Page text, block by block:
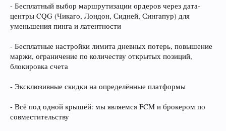
- Бесплатный выбор маршрутизации ордеров через дата-
центры CQG (Чикаго, Лондон, Сидней, Сингапур) для
уменьшения пинга и латентности
- Бесплатные настройки лимита дневных потерь, повышение
маржи, ограничение по количеству открытых позиций,
блокировка счета
- Эксклюзивные скидки на определённые платформы
- Всё под одной крышей: мы являемся FCM и брокером по
совместительству